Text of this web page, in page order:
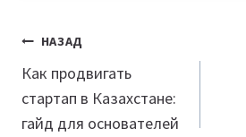
Навигация
по
записям
НАЗАД
Как продвигать
стартап в Казахстане:
гайд для основателей